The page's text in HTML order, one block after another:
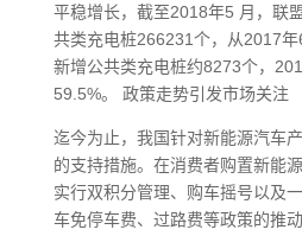
平稳增长，截至2018年5 月，联
共类充电桩266231个，从2017
新增公共类充电桩约8273个，
59.5%。 政策走势引发市场关注
迄今为止，我国针对新能源汽车
的支持措施。在消费者购置新能
实行双积分管理、购车摇号以及
车免停车费、过路费等政策的推